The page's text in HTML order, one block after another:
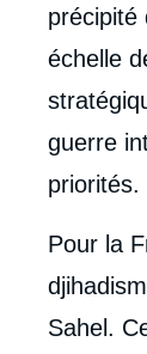
précipité
échelle
guerre
priorités.
Pour la
Sahel.